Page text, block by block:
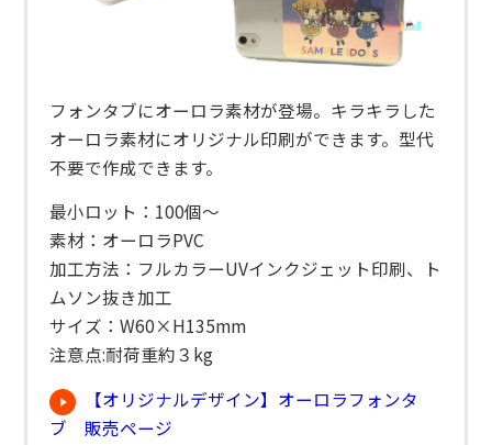
フォンタブにオーロラ素材が登場。キラキラした
オーロラ素材にオリジナル印刷ができます。型代
不要で作成できます。
最小ロット：100個～
素材：オーロラPVC
加工方法：フルカラーUVインクジェット印刷、ト
ムソン抜き加工
サイズ：W60×H135mm
注意点:耐荷重約３kg
【オリジナルデザイン】オーロラフォンタ
ブ 販売ページ